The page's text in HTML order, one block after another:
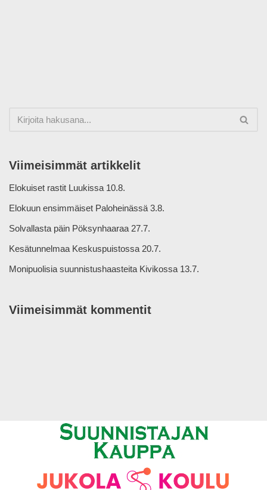
Viimeisimmät artikkelit
Elokuiset rastit Luukissa 10.8.
Elokuun ensimmäiset Paloheinässä 3.8.
Solvallasta päin Pöksynhaaraa 27.7.
Kesätunnelmaa Keskuspuistossa 20.7.
Monipuolisia suunnistushaasteita Kivikossa 13.7.
Viimeisimmät kommentit